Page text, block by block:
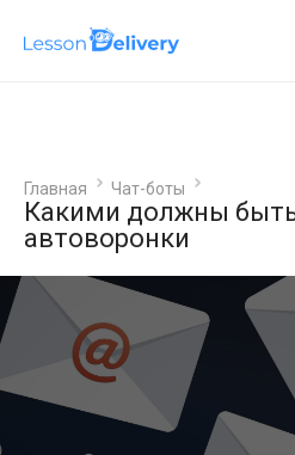
Главная Чат-боты
Какими должны
автоворонки